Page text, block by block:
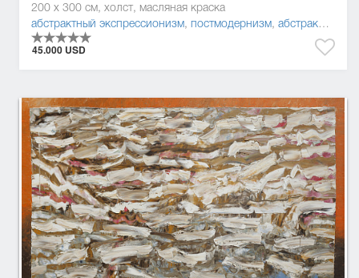
200 x 300 см, холст, масляная краска
абстрактный экспрессионизм, постмодернизм, абстракционизм
45.000 USD